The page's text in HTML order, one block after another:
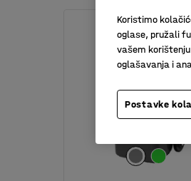
Koristimo
oglase, pružali
vašem
oglašavanja i
Postavke